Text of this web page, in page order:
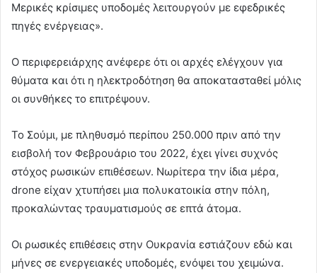
Μερικές κρίσιμες υποδομές λειτουργούν με εφεδρικές
πηγές ενέργειας».
Ο περιφερειάρχης ανέφερε ότι οι αρχές ελέγχουν για
θύματα και ότι η ηλεκτροδότηση θα αποκατασταθεί μόλις
οι συνθήκες το επιτρέψουν.
Το Σούμι, με πληθυσμό περίπου 250.000 πριν από την
εισβολή τον Φεβρουάριο του 2022, έχει γίνει συχνός
στόχος ρωσικών επιθέσεων. Νωρίτερα την ίδια μέρα,
drone είχαν χτυπήσει μια πολυκατοικία στην πόλη,
προκαλώντας τραυματισμούς σε επτά άτομα.
Οι ρωσικές επιθέσεις στην Ουκρανία εστιάζουν εδώ και
μήνες σε ενεργειακές υποδομές, ενόψει του χειμώνα.